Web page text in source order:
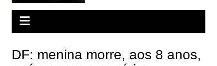
DF: menina morre, aos 8 anos,